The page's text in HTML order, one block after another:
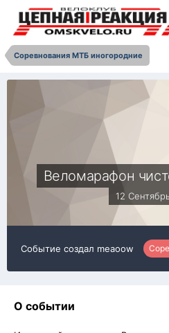
Соревнования МТБ иногородние
Веломарафон
12
Событие создал meaoow
О событии